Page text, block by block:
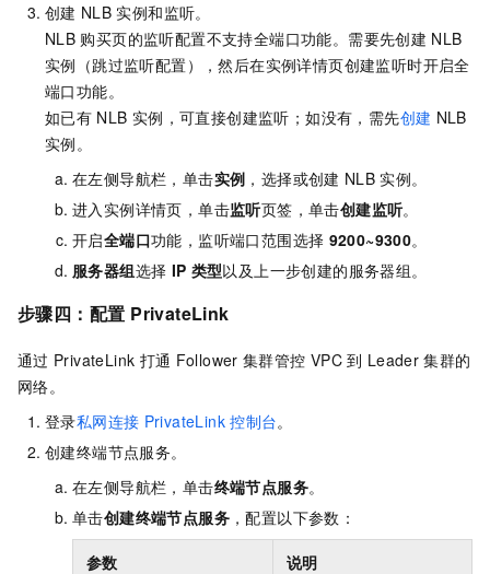
创建 NLB 实例和监听。
NLB 购买页的监听配置不支持全端口功能。需要先创建 NLB
实例（跳过监听配置），然后在实例详情页创建监听时开启全
端口功能。
如已有 NLB 实例，可直接创建监听；如没有，需先创建 NLB
实例。
在左侧导航栏，单击实例 ，选择或创建 NLB 实例。
进入实例详情页，单击监听页签，单击创建监听。
开启全端口功能，监听端口范围选择 9200~9300。
服务器组选择 IP 类型以及上一步创建的服务器组。
步骤四：配置 PrivateLink
通过 PrivateLink 打通 Follower 集群管控 VPC 到 Leader 集群的
网络。
登录私网连接 PrivateLink 控制台。
创建终端节点服务。
在左侧导航栏，单击终端节点服务。
单击创建终端节点服务 ，配置以下参数：
参数 说明